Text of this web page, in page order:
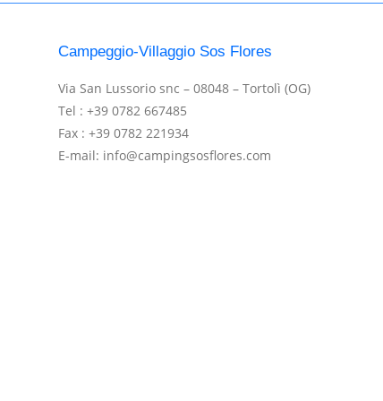
Campeggio-Villaggio Sos Flores
Via San Lussorio snc – 08048 – Tortolì (OG)
Tel : +39 0782 667485
Fax : +39 0782 221934
E-mail: info@campingsosflores.com